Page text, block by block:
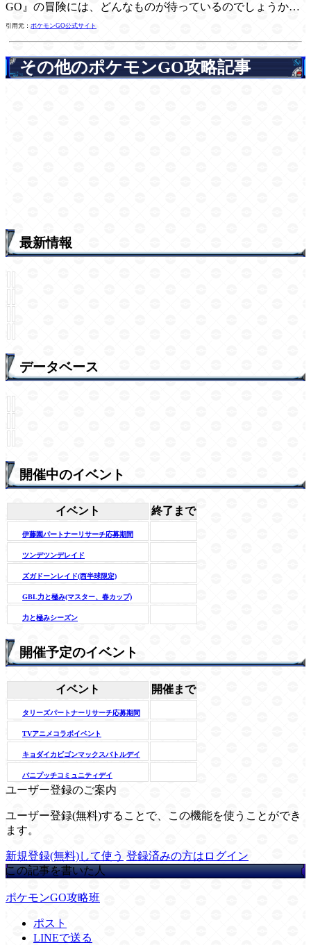
GO』の冒険には、どんなものが待っているのでしょうか…
引用元： ポケモンGO公式サイト
その他のポケモンGO攻略記事
最新情報
データベース
開催中のイベント
イベント 終了まで
伊藤園パートナーリサーチ応募期間
ツンデツンデレイド
ズガドーンレイド(西半球限定)
GBL力と極み(マスター、春カップ)
力と極みシーズン
開催予定のイベント
イベント 開催まで
タリーズパートナーリサーチ応募期間
TVアニメコラボイベント
キョダイカビゴンマックスバトルデイ
バニプッチコミュニティデイ
ユーザー登録のご案内
ユーザー登録(無料)することで、この機能を使うことができ
ます。
新規登録(無料)して使う 登録済みの方はログイン
この記事を書いた人
ポケモンGO攻略班
ポスト
LINEで送る